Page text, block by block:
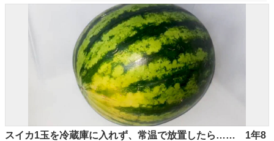
スイカ1玉を冷蔵庫に入れず、常温で放置したら…… 1年8